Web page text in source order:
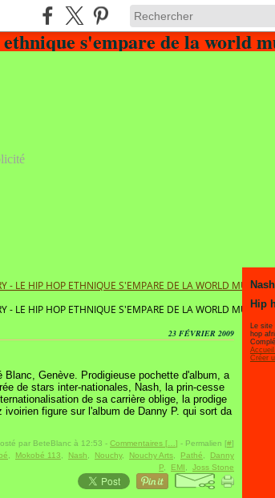
- LE HIP HOP ETHNIQUE S'EMPARE DE LA WORLD MUSIC
- LE HIP HOP ETHNIQUE S'EMPARE DE LA WORLD MUSIC
23 FÉVRIER 2009
Blanc, Genève. Prodigieuse pochette d'album, a
de stars inter-nationales, Nash, la prin-cesse
de sa carrière oblige, la prodige
ivoirien figure sur l'album de Danny P. qui sort da
par BeteBlanc à 12:53 - Commentaires [ ] - Permalien [#]
Mokobé 113 Nash Nouchy, Nouchy Arts Pathé
Danny
P
EMI Joss Stone
Hip
Le site
hop
Créer